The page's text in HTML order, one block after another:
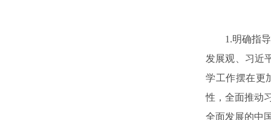
1.明确指导
发展观、习近
学工作摆在更
性，全面推动
全面发展的中